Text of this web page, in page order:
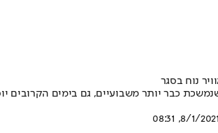
נוח בסגר
כבר יותר משבועיים, גם בימים הקרובים
8/1/2021, 08:31